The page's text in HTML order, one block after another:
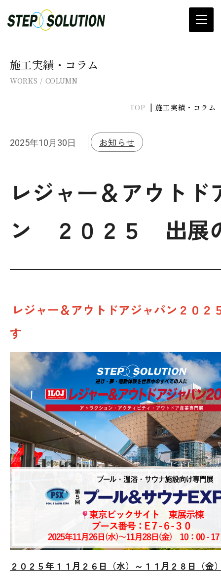
滑り止め施工
滑り止め材料販売
施工実績・コラム
お問い合わせ
施工実績・コラム
WORKS / COLUMN
TOP 施工実績・コラム
2025年10月30日 お知らせ
レジャー＆アウトド
ン ２０２５ 出展
レジャー＆アウトドアジャパン２０
す
２０２５年１１月２６日（水）～１１月２８日（